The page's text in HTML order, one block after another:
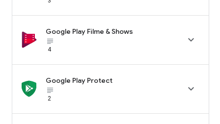
Google Play Filme & Shows
subject_black
4

Google Play Protect
subject_black
2
